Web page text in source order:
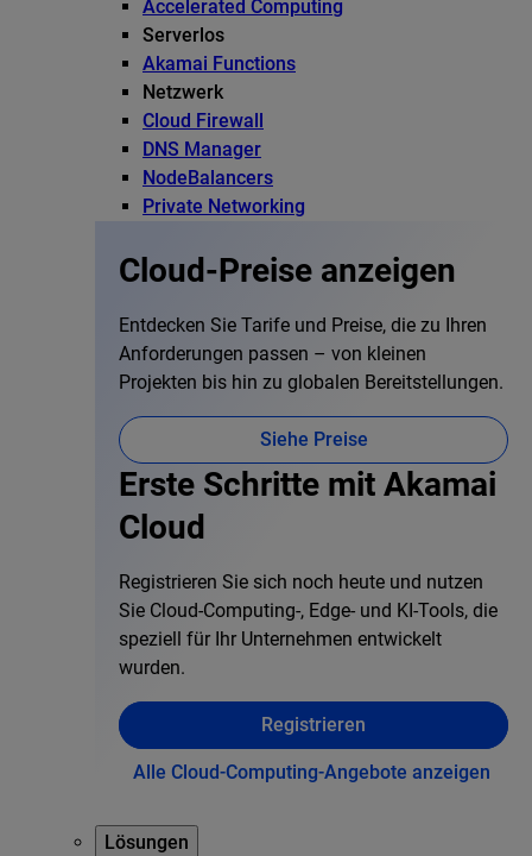
Accelerated Computing
Serverlos
Akamai Functions
Netzwerk
Cloud Firewall
DNS Manager
NodeBalancers
Private Networking
Cloud-Preise anzeigen
Entdecken Sie Tarife und Preise, die zu Ihren
Anforderungen passen – von kleinen
Projekten bis hin zu globalen Bereitstellungen.
Siehe Preise
Erste Schritte mit Akamai
Cloud
Registrieren Sie sich noch heute und nutzen
Sie Cloud-Computing-, Edge- und KI-Tools, die
speziell für Ihr Unternehmen entwickelt
wurden.
Registrieren
Alle Cloud-Computing-Angebote anzeigen
Lösungen